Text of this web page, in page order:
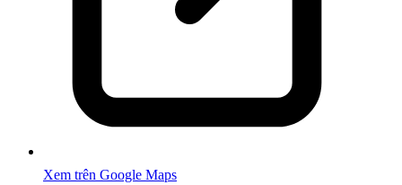
Xem trên Google Maps